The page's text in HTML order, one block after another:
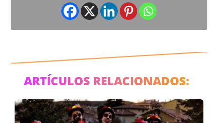
ARTÍCULOS RELACIONADOS: